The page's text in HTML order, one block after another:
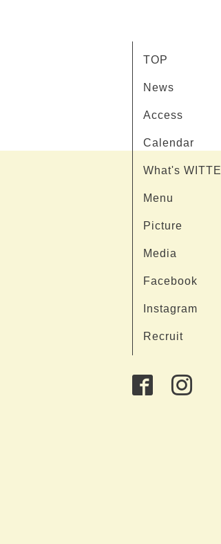
TOP
News
Access
Calendar
What's WITTE
Menu
Picture
Media
Facebook
Instagram
Recruit